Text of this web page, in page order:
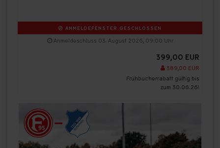
ANMELDEFENSTER GESCHLOSSEN
Anmeldeschluss 03. August 2026, 09:00 Uhr
399,00 EUR
389,00 EUR
Frühbucherrabatt gültig bis
zum 30.06.26!